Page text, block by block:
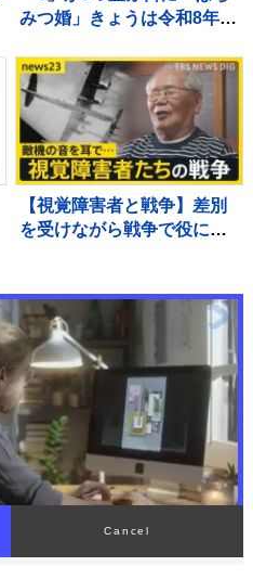
みつ婚」きょうは令和8年8
内の自治体窓口には多くの
カップルが…
【視覚障害者と戦争】差別
を受けながら戦争で役に立
鹿げた話」その思いを喜入
友浩が取材【news23】
Cancel